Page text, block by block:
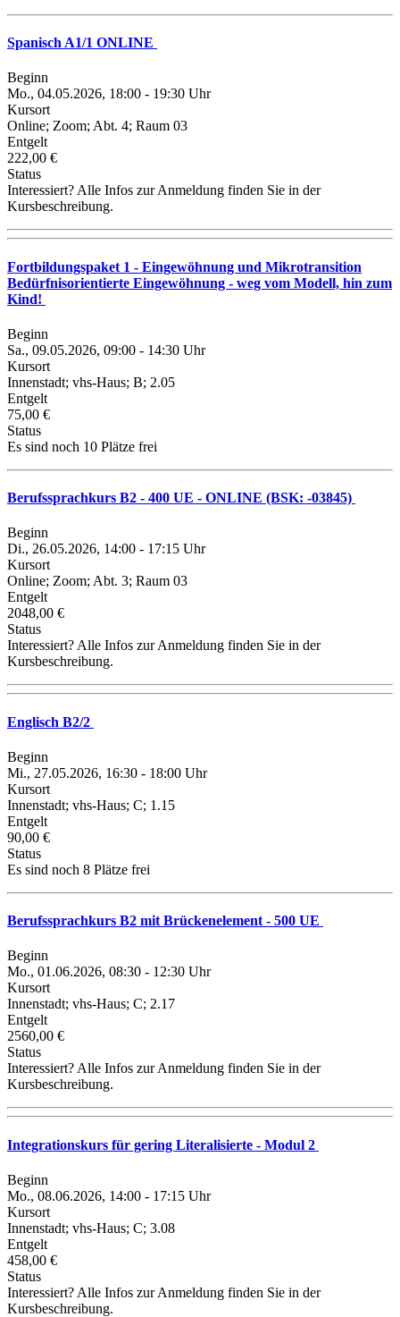
Spanisch A1/1 ONLINE
Beginn
Mo., 04.05.2026, 18:00 - 19:30 Uhr
Kursort
Online; Zoom; Abt. 4; Raum 03
Entgelt
222,00 €
Status
Interessiert? Alle Infos zur Anmeldung finden Sie in der
Kursbeschreibung.
Fortbildungspaket 1 - Eingewöhnung und Mikrotransition
Bedürfnisorientierte Eingewöhnung - weg vom Modell, hin zum
Kind!
Beginn
Sa., 09.05.2026, 09:00 - 14:30 Uhr
Kursort
Innenstadt; vhs-Haus; B; 2.05
Entgelt
75,00 €
Status
Es sind noch 10 Plätze frei
Berufssprachkurs B2 - 400 UE - ONLINE (BSK: -03845)
Beginn
Di., 26.05.2026, 14:00 - 17:15 Uhr
Kursort
Online; Zoom; Abt. 3; Raum 03
Entgelt
2048,00 €
Status
Interessiert? Alle Infos zur Anmeldung finden Sie in der
Kursbeschreibung.
Englisch B2/2
Beginn
Mi., 27.05.2026, 16:30 - 18:00 Uhr
Kursort
Innenstadt; vhs-Haus; C; 1.15
Entgelt
90,00 €
Status
Es sind noch 8 Plätze frei
Berufssprachkurs B2 mit Brückenelement - 500 UE
Beginn
Mo., 01.06.2026, 08:30 - 12:30 Uhr
Kursort
Innenstadt; vhs-Haus; C; 2.17
Entgelt
2560,00 €
Status
Interessiert? Alle Infos zur Anmeldung finden Sie in der
Kursbeschreibung.
Integrationskurs für gering Literalisierte - Modul 2
Beginn
Mo., 08.06.2026, 14:00 - 17:15 Uhr
Kursort
Innenstadt; vhs-Haus; C; 3.08
Entgelt
458,00 €
Status
Interessiert? Alle Infos zur Anmeldung finden Sie in der
Kursbeschreibung.